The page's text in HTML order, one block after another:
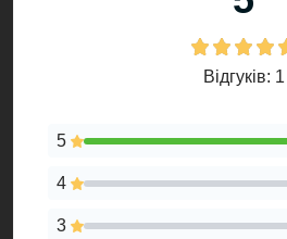
Відгуків: 1
5
4
3